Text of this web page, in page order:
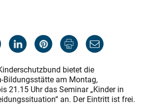
bietet die
Bildungsstätte am Montag,
21.15 Uhr das Seminar „Kinder in
an. Der Eintritt ist frei.